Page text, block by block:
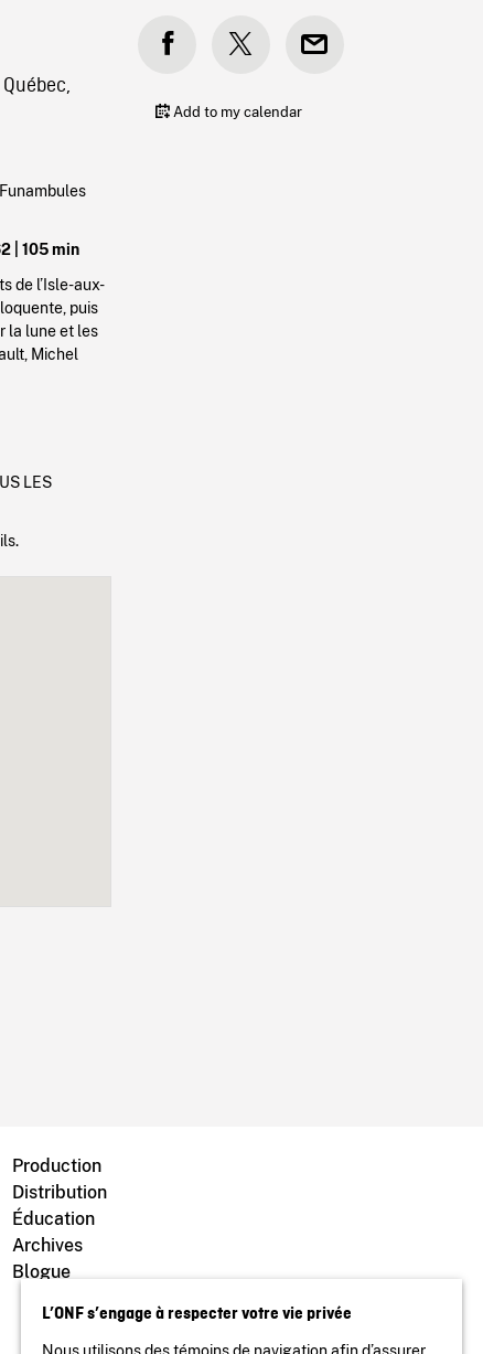
| 105 min
de l’Isle-aux-
puis
la lune et les
Michel
LES
Add to my calendar
Production
Distribution
Éducation
Archives
Blogue
L’ONF s’engage à respecter votre vie privée
Nous utilisons des témoins de navigation afin d’assurer